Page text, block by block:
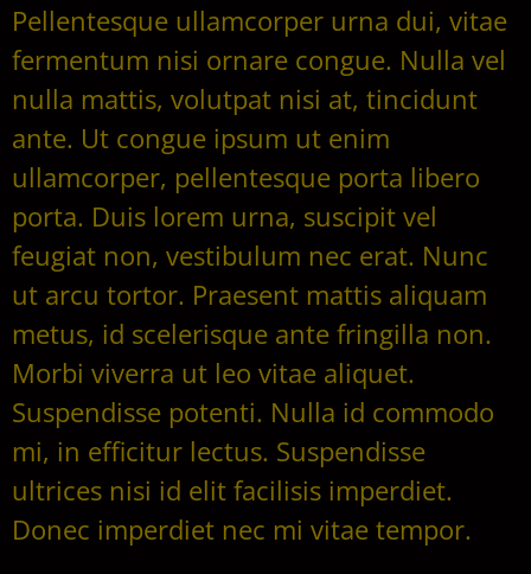
Pellentesque ullamcorper urna dui, vitae
fermentum nisi ornare congue. Nulla vel
nulla mattis, volutpat nisi at, tincidunt
ante. Ut congue ipsum ut enim
ullamcorper, pellentesque porta libero
porta. Duis lorem urna, suscipit vel
feugiat non, vestibulum nec erat. Nunc
ut arcu tortor. Praesent mattis aliquam
metus, id scelerisque ante fringilla non.
Morbi viverra ut leo vitae aliquet.
Suspendisse potenti. Nulla id commodo
mi, in efficitur lectus. Suspendisse
ultrices nisi id elit facilisis imperdiet.
Donec imperdiet nec mi vitae tempor.